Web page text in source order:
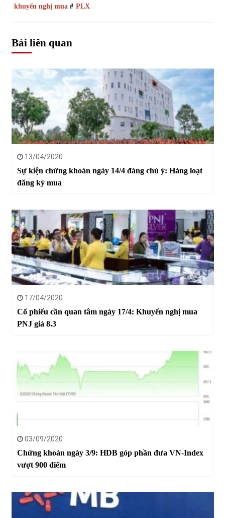
khuyến nghị mua# PLX
Bài liên quan
13/04/2020
Sự kiện chứng khoán ngày 14/4 đáng chú ý: Hàng loạt
đăng ký mua
17/04/2020
Cổ phiếu cần quan tâm ngày 17/4: Khuyến nghị mua
PNJ giá 8.3
03/09/2020
Chứng khoán ngày 3/9: HDB góp phần đưa VN-Index
vượt 900 điểm